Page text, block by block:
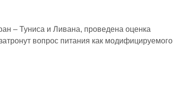
– Туниса и Ливана, проведена оценка
вопрос питания как модифицируемого